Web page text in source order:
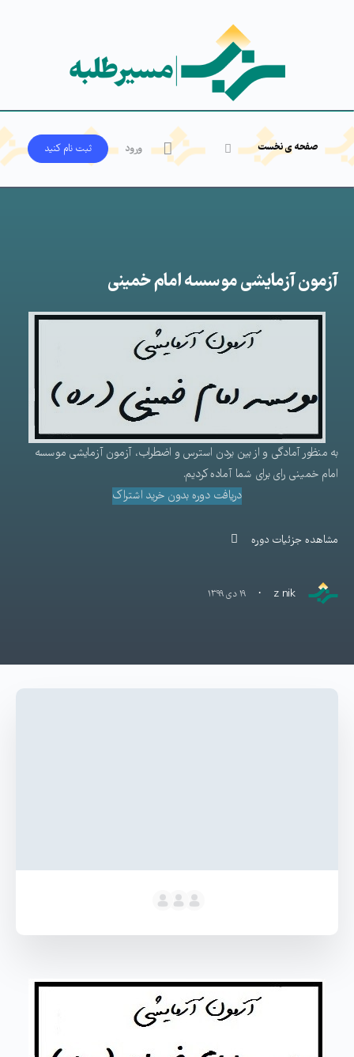
صفحه ی نخست ورود ثبت‌ نام کنید
آزمون آزمایشی موسسه امام خمینی
به منظور آمادگی و از بین بردن استرس و اضطراب، آزمون آزمایشی موسسه
امام خمینی رای برای شما آماده کردیم.
دریافت دوره بدون خرید اشتراک
مشاهده جزئیات دوره
z nik
· ۱۹ دی ۱۳۹۹